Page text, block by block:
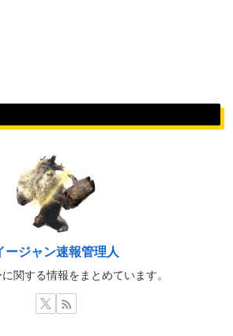
ージャン速報管理人
関する情報をまとめています。